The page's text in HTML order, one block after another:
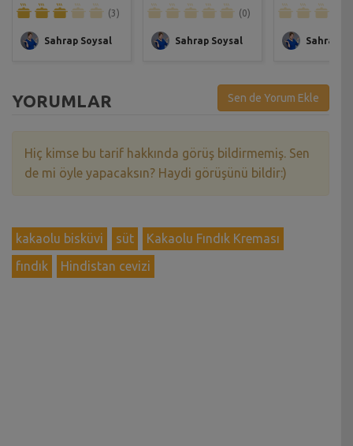
(3)
Sahrap Soysal
(0)
Sahrap Soysal Sahrap
YORUMLAR Sen de Yorum Ekle
Hiç kimse bu tarif hakkında görüş bildirmemiş. Sen
de mi öyle yapacaksın? Haydi görüşünü bildir:)
kakaolu bisküvi süt
Kakaolu Fındık Kreması
fındık
Hindistan cevizi